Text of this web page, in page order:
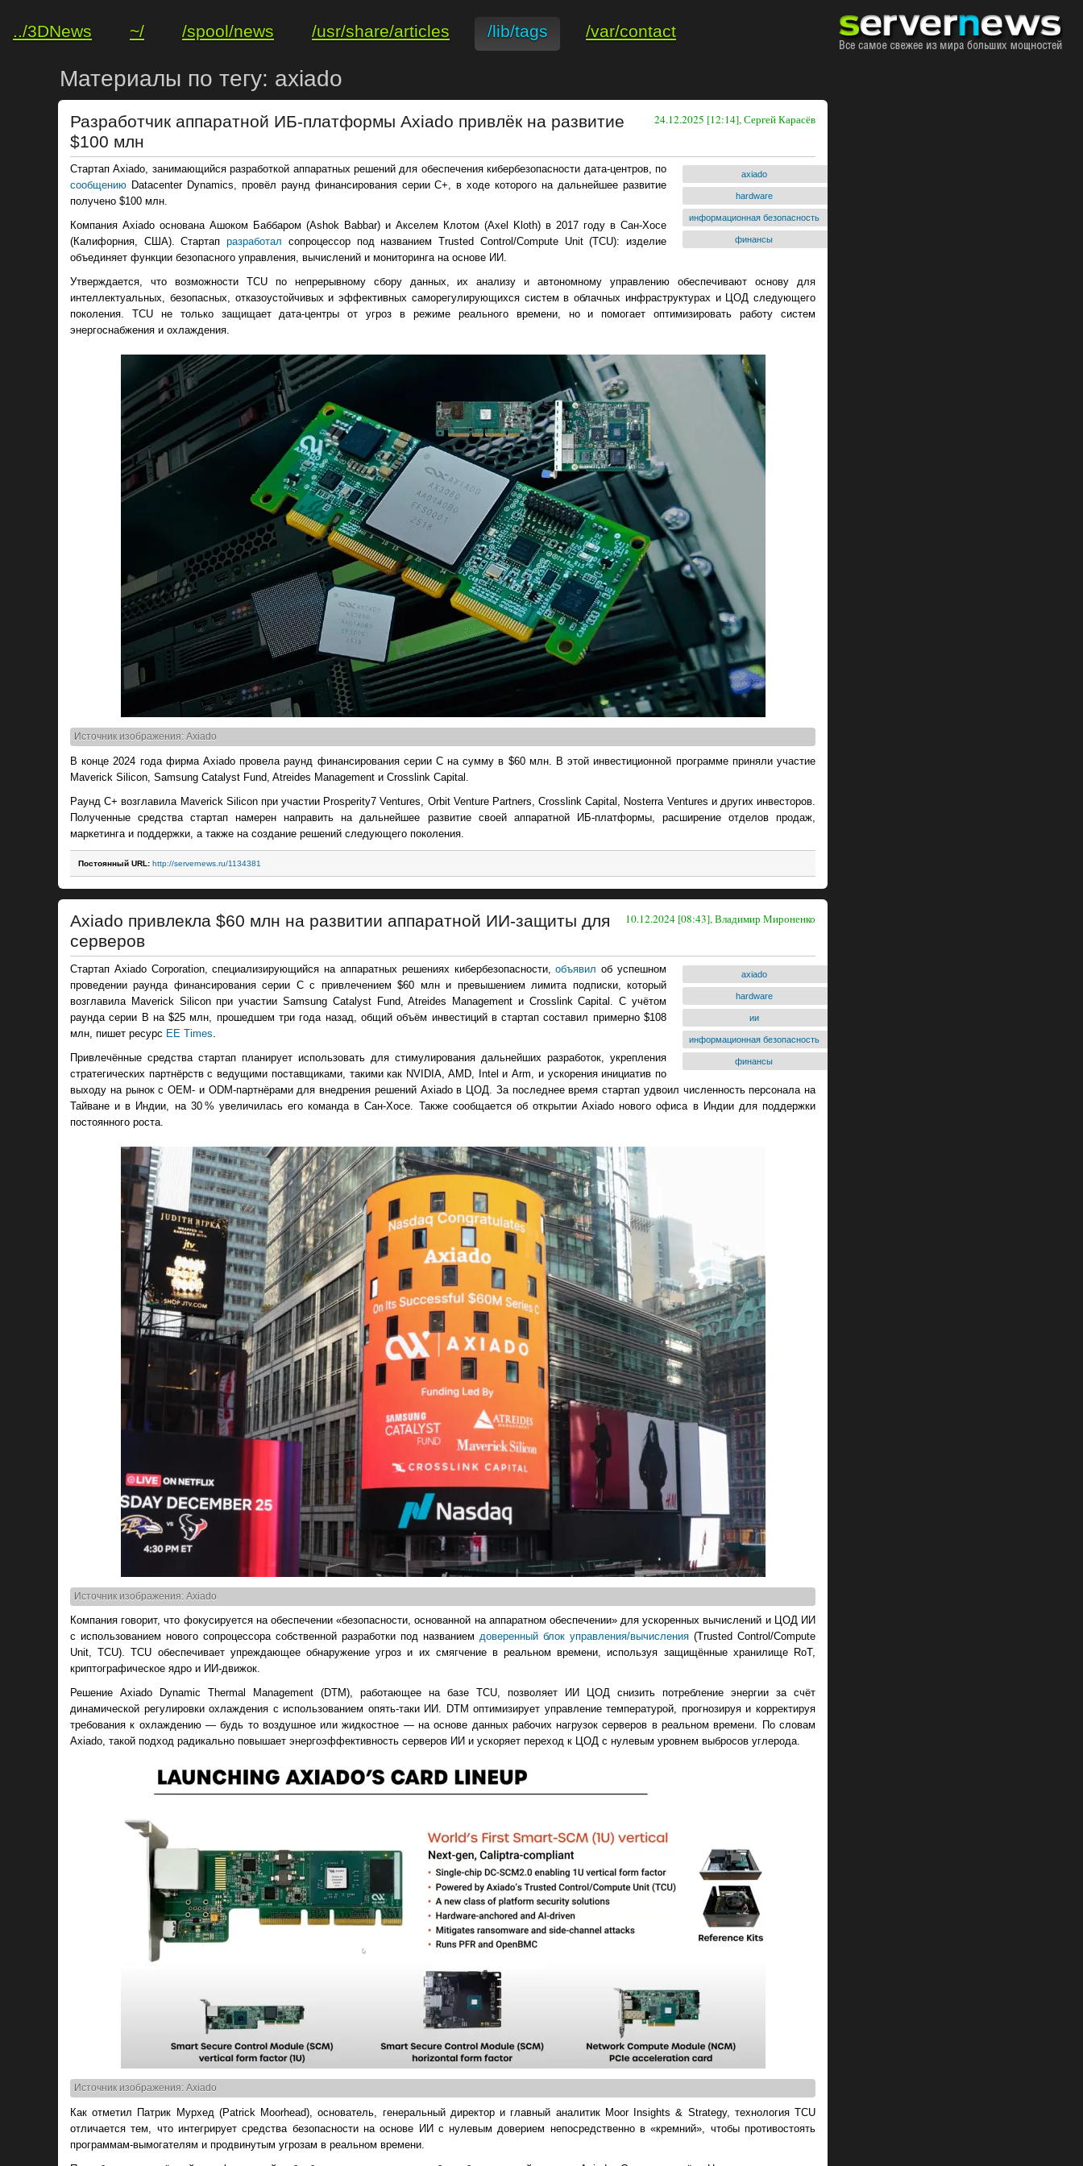
../3DNews ~/ /spool/news /usr/share/articles /lib/tags /var/contact
Материалы по тегу: axiado
24.12.2025 [12:14], Сергей Карасёв
Разработчик аппаратной ИБ-платформы Axiado привлёк на развитие
$100 млн
axiado
hardware
информационная безопасность
финансы
Стартап Axiado, занимающийся разработкой аппаратных решений для обеспечения кибербезопасности дата-центров, по
сообщению Datacenter Dynamics, провёл раунд финансирования серии C+, в ходе которого на дальнейшее развитие
получено $100 млн.
Компания Axiado основана Ашоком Баббаром (Ashok Babbar) и Акселем Клотом (Axel Kloth) в 2017 году в Сан-Хосе
(Калифорния, США). Стартапразработал сопроцессор под названием Trusted Control/Compute Unit (TCU): изделие
объединяет функции безопасного управления, вычислений и мониторинга на основе ИИ.
Утверждается, что возможности TCU по непрерывному сбору данных, их анализу и автономному управлению обеспечивают основу для
интеллектуальных, безопасных, отказоустойчивых и эффективных саморегулирующихся систем в облачных инфраструктурах и ЦОД следующего
поколения. TCU не только защищает дата-центры от угроз в режиме реального времени, но и помогает оптимизировать работу систем
энергоснабжения и охлаждения.
Источник изображения: Axiado
В конце 2024 года фирма Axiado провела раунд финансирования серии C на сумму в $60 млн. В этой инвестиционной программе приняли участие
Maverick Silicon, Samsung Catalyst Fund, Atreides Management и Crosslink Capital.
Раунд C+ возглавила Maverick Silicon при участии Prosperity7 Ventures, Orbit Venture Partners, Crosslink Capital, Nosterra Ventures и других инвесторов.
Полученные средства стартап намерен направить на дальнейшее развитие своей аппаратной ИБ-платформы, расширение отделов продаж,
маркетинга и поддержки, а также на создание решений следующего поколения.
Постоянный URL: http://servernews.ru/1134381
10.12.2024 [08:43], Владимир Мироненко
Axiado привлекла $60 млн на развитии аппаратной ИИ-защиты для
серверов
axiado
hardware
ии
информационная безопасность
финансы
Стартап Axiado Corporation, специализирующийся на аппаратных решениях кибербезопасности,объявил об успешном
проведении раунда финансирования серии C с привлечением $60 млн и превышением лимита подписки, который
возглавила Maverick Silicon при участии Samsung Catalyst Fund, Atreides Management и Crosslink Capital. С учётом
раунда серии B на $25 млн, прошедшем три года назад, общий объём инвестиций в стартап составил примерно $108
млн, пишет ресурс EE Times
Привлечённые средства стартап планирует использовать для стимулирования дальнейших разработок, укрепления
стратегических партнёрств с ведущими поставщиками, такими как NVIDIA, AMD, Intel и Arm, и ускорения инициатив по
выходу на рынок с OEM- и ODM-партнёрами для внедрения решений Axiado в ЦОД. За последнее время стартап удвоил численность персонала на
Тайване и в Индии, на 30 % увеличилась его команда в Сан-Хосе. Также сообщается об открытии Axiado нового офиса в Индии для поддержки
постоянного роста.
Источник изображения: Axiado
Компания говорит, что фокусируется на обеспечении «безопасности, основанной на аппаратном обеспечении» для ускоренных вычислений и ЦОД ИИ
с использованием нового сопроцессора собственной разработки под названием доверенный блок управления/вычисления (Trusted Control/Compute
Unit, TCU). TCU обеспечивает упреждающее обнаружение угроз и их смягчение в реальном времени, используя защищённые хранилище RoT,
криптографическое ядро и ИИ-движок.
Решение Axiado Dynamic Thermal Management (DTM), работающее на базе TCU, позволяет ИИ ЦОД снизить потребление энергии за счёт
динамической регулировки охлаждения с использованием опять-таки ИИ. DTM оптимизирует управление температурой, прогнозируя и корректируя
требования к охлаждению — будь то воздушное или жидкостное — на основе данных рабочих нагрузок серверов в реальном времени. По словам
Axiado, такой подход радикально повышает энергоэффективность серверов ИИ и ускоряет переход к ЦОД с нулевым уровнем выбросов углерода.
Источник изображения: Axiado
Как отметил Патрик Мурхед (Patrick Moorhead), основатель, генеральный директор и главный аналитик Moor Insights & Strategy, технология TCU
отличается тем, что интегрирует средства безопасности на основе ИИ с нулевым доверием непосредственно в «кремний», чтобы противостоять
программам-вымогателям и продвинутым угрозам в реальном времени.